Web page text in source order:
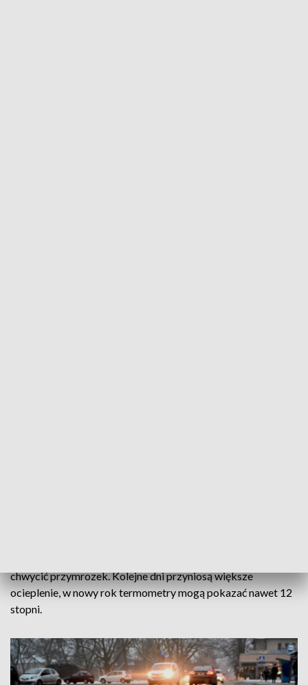
chwycić przymrozek. Kolejne dni przyniosą większe
ocieplenie, w nowy rok termometry mogą pokazać nawet 12
stopni.